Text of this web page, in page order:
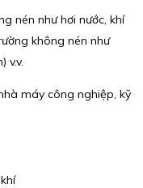
nén như hơi nước, khí
không nén như
v.v.
máy công nghiệp, kỹ